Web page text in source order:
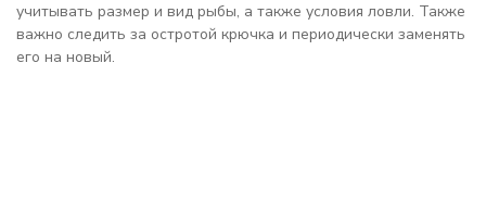
учитывать размер и вид рыбы, а также условия ловли. Также
важно следить за остротой крючка и периодически заменять
его на новый.